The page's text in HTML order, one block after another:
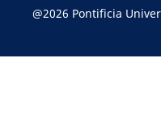
@2026 Pontificia